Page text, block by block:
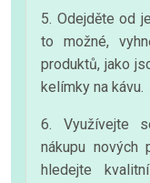
5. Odejděte od
to možné,
produktů, jako
kelímky na kávu.
6. Využívejte
nákupu
hledejte